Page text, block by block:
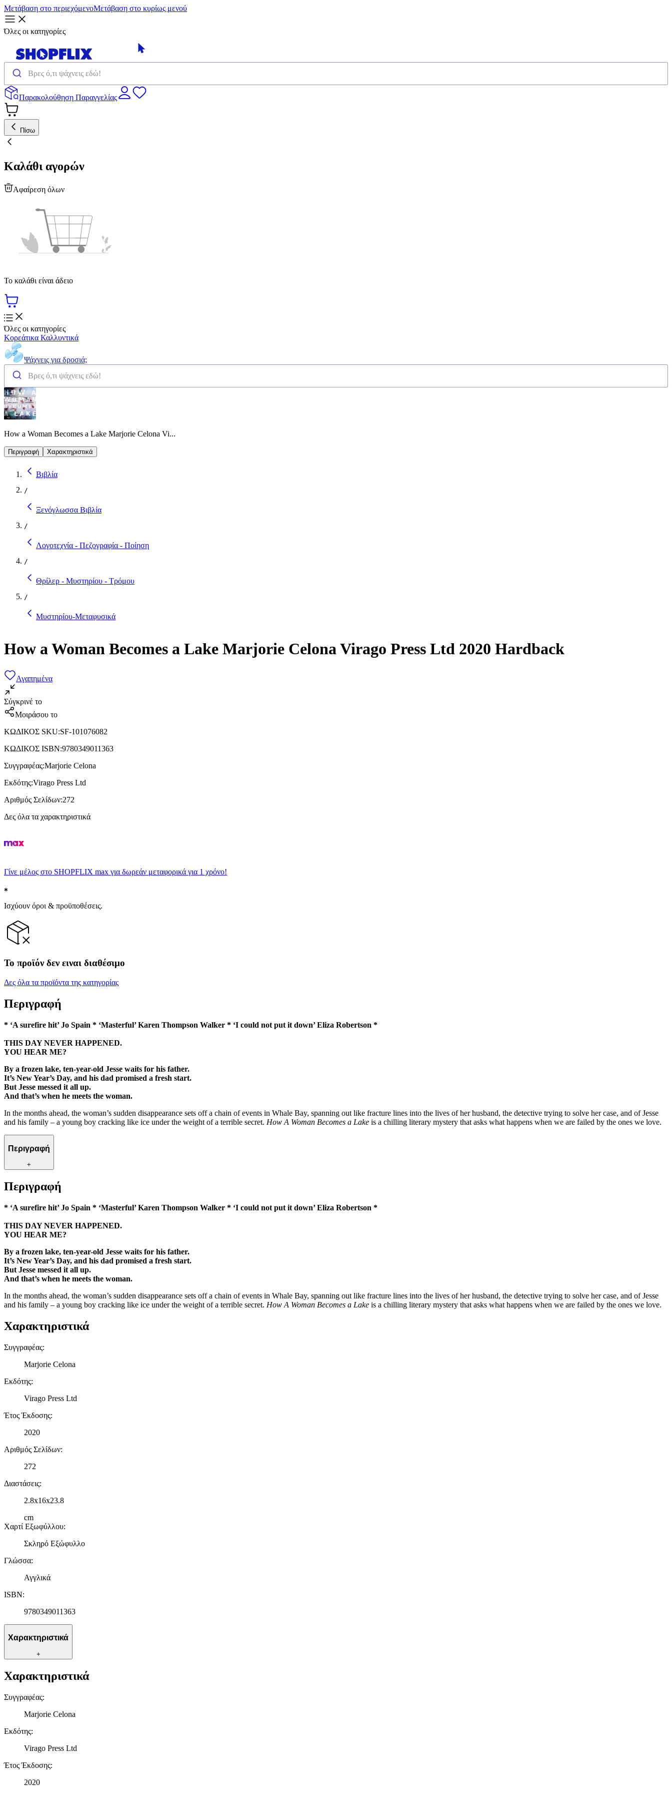
Μετάβαση στο περιεχόμενοΜετάβαση στο κυρίως μενού
Όλες οι κατηγορίες
Παρακολούθηση Παραγγελίας
Πίσω
Καλάθι αγορών
Αφαίρεση όλων
Το καλάθι είναι άδειο
Όλες οι κατηγορίες
Κορεάτικα Καλλυντικά
Ψάχνεις για δροσιά;
How a Woman Becomes a Lake Marjorie Celona Vi...
Περιγραφή Χαρακτηριστικά
Βιβλία
/
Ξενόγλωσσα Βιβλία
/
Λογοτεχνία - Πεζογραφία - Ποίηση
/
Θρίλερ - Μυστηρίου - Τρόμου
/
Μυστηρίου-Μεταφυσικά
How a Woman Becomes a Lake Marjorie Celona Virago Press Ltd 2020 Hardback
Αγαπημένα
Σύγκρινέ το
Μοιράσου το
ΚΩΔΙΚΟΣ SKU:SF-101076082
ΚΩΔΙΚΟΣ ISBN:9780349011363
Συγγραφέας:Marjorie Celona
Εκδότης:Virago Press Ltd
Αριθμός Σελίδων:272
Δες όλα τα χαρακτηριστικά
Γίνε μέλος στο SHOPFLIX max για δωρεάν μεταφορικά για 1 χρόνο!
Ισχύουν όροι & προϋποθέσεις.
Το προϊόν δεν ειναι διαθέσιμο
Δες όλα τα προϊόντα της κατηγορίας
Περιγραφή
* ‘A surefire hit’ Jo Spain * ‘Masterful’ Karen Thompson Walker * ‘I could not put it down’ Eliza Robertson *
THIS DAY NEVER HAPPENED.
YOU HEAR ME?
By a frozen lake, ten-year-old Jesse waits for his father.
It’s New Year’s Day, and his dad promised a fresh start.
But Jesse messed it all up.
And that’s when he meets the woman.
In the months ahead, the woman’s sudden disappearance sets off a chain of events in Whale Bay, spanning out like fracture lines into the lives of her husband, the detective trying to solve her case, and of Jesse
and his family – a young boy cracking like ice under the weight of a terrible secret. How A Woman Becomes a Lake is a chilling literary mystery that asks what happens when we are failed by the ones we love.
Περιγραφή
+
Περιγραφή
* ‘A surefire hit’ Jo Spain * ‘Masterful’ Karen Thompson Walker * ‘I could not put it down’ Eliza Robertson *
THIS DAY NEVER HAPPENED.
YOU HEAR ME?
By a frozen lake, ten-year-old Jesse waits for his father.
It’s New Year’s Day, and his dad promised a fresh start.
But Jesse messed it all up.
And that’s when he meets the woman.
In the months ahead, the woman’s sudden disappearance sets off a chain of events in Whale Bay, spanning out like fracture lines into the lives of her husband, the detective trying to solve her case, and of Jesse
and his family – a young boy cracking like ice under the weight of a terrible secret. How A Woman Becomes a Lake is a chilling literary mystery that asks what happens when we are failed by the ones we love.
Χαρακτηριστικά
Συγγραφέας:
Marjorie Celona
Εκδότης:
Virago Press Ltd
Έτος Έκδοσης:
2020
Αριθμός Σελίδων:
272
Διαστάσεις:
2.8x16x23.8
cm
Χαρτί Εξωφύλλου:
Σκληρό Εξώφυλλο
Γλώσσα:
Αγγλικά
ISBN:
9780349011363
Χαρακτηριστικά
+
Χαρακτηριστικά
Συγγραφέας:
Marjorie Celona
Εκδότης:
Virago Press Ltd
Έτος Έκδοσης:
2020